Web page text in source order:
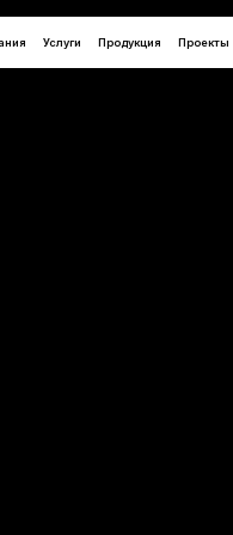
Услуги Продукция Проекты